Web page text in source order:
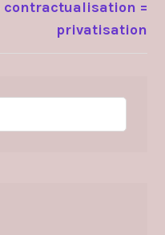
=
privatisation